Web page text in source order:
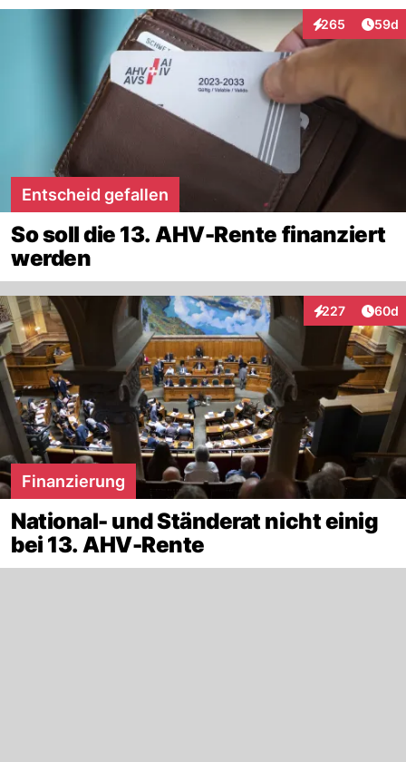
265
Interaktionen
59d
Entscheid gefallen
So soll die 13. AHV-Rente finanziert
werden
227
Interaktionen
60d
Finanzierung
National- und Ständerat nicht einig
bei 13. AHV-Rente